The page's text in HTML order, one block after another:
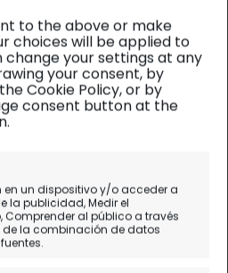
to the above or make
choices will be applied to
change your settings at any
your consent, by
Cookie Policy, or by
consent button at the
un dispositivo y/o acceder a
la publicidad, Medir el
al público a través
la combinación de datos
Harajuku y
Imperial y